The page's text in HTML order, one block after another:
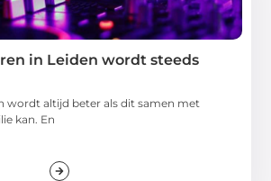
in Leiden wordt steeds
wordt altijd beter als dit samen met
kan. En